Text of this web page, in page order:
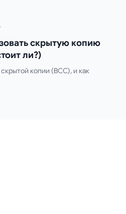
устранению неполадок.
скрытую
скрытую копию
ли?)
копии (BCC), и как